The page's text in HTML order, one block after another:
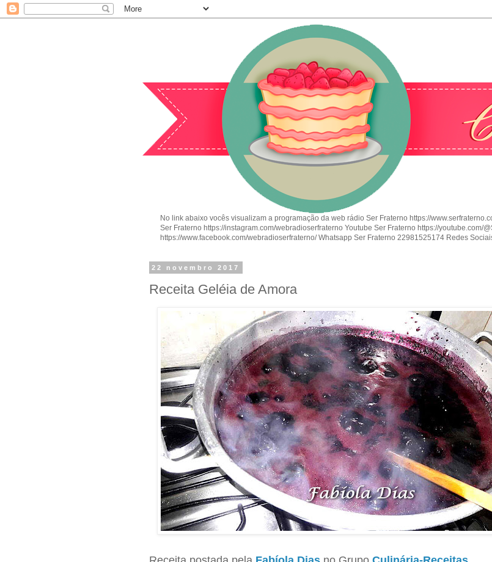
No link abaixo vocês visualizam a programação da web rádio Ser Fraterno https://
Ser Fraterno https://instagram.com/webradioserfraterno Youtube Ser Fraterno https://youtube.com/
https://www.facebook.com/webradioserfraterno/ Whatsapp Ser Fraterno 22981525174 Redes
22 novembro 2017
Receita Geléia de Amora